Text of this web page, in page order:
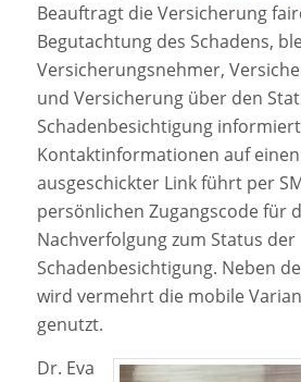
Beauftragt die Versicherung
Begutachtung des Schadens,
Versicherungsnehmer,
und Versicherung über den
Schadenbesichtigung
Kontaktinformationen auf einen
ausgeschickter Link führt per
persönlichen Zugangscode für
Nachverfolgung zum Status der
Schadenbesichtigung. Neben
wird vermehrt die mobile
genutzt.
Dr. Eva